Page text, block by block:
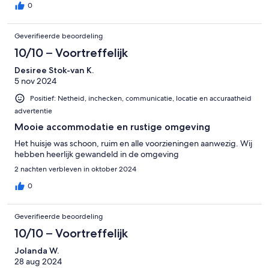
0
Geverifieerde beoordeling
10/10 – Voortreffelijk
Desiree Stok-van K.
5 nov 2024
Positief: Netheid, inchecken, communicatie, locatie en accuraatheid
advertentie
Mooie accommodatie en rustige omgeving
Het huisje was schoon, ruim en alle voorzieningen aanwezig. Wij
hebben heerlijk gewandeld in de omgeving
2 nachten verbleven in oktober 2024
0
Geverifieerde beoordeling
10/10 – Voortreffelijk
Jolanda W.
28 aug 2024